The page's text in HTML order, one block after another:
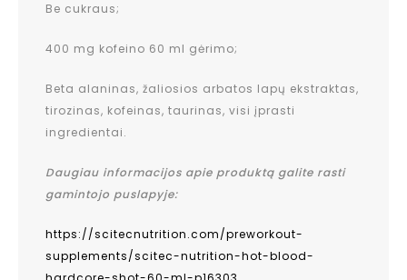
Be cukraus;
400 mg kofeino 60 ml gėrimo;
Beta alaninas, žaliosios arbatos lapų ekstraktas,
tirozinas, kofeinas, taurinas, visi įprasti
ingredientai.
Daugiau informacijos apie produktą galite rasti
gamintojo puslapyje:
https://scitecnutrition.com/preworkout-
supplements/scitec-nutrition-hot-blood-